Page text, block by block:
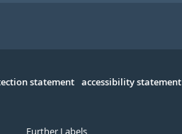
statement accessibility statement
Further Labels